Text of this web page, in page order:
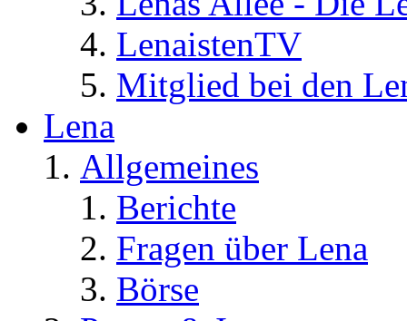
LenaistenTV
Mitglied bei den
Lena
Allgemeines
Berichte
Fragen über Lena
Börse